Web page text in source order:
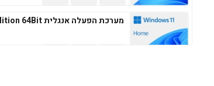
מערכת הפעלה אנגלית Windows 11 Home Edition 64Bit